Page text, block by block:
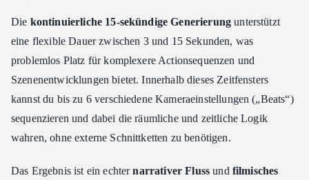
Die kontinuierliche 15-sekündige Generierung unterstützt
eine flexible Dauer zwischen 3 und 15 Sekunden, was
problemlos Platz für komplexere Actionsequenzen und
Szenenentwicklungen bietet. Innerhalb dieses Zeitfensters
kannst du bis zu 6 verschiedene Kameraeinstellungen („Beats“)
sequenzieren und dabei die räumliche und zeitliche Logik
wahren, ohne externe Schnittketten zu benötigen.
Das Ergebnis ist ein echternarrativer Fluss und filmisches